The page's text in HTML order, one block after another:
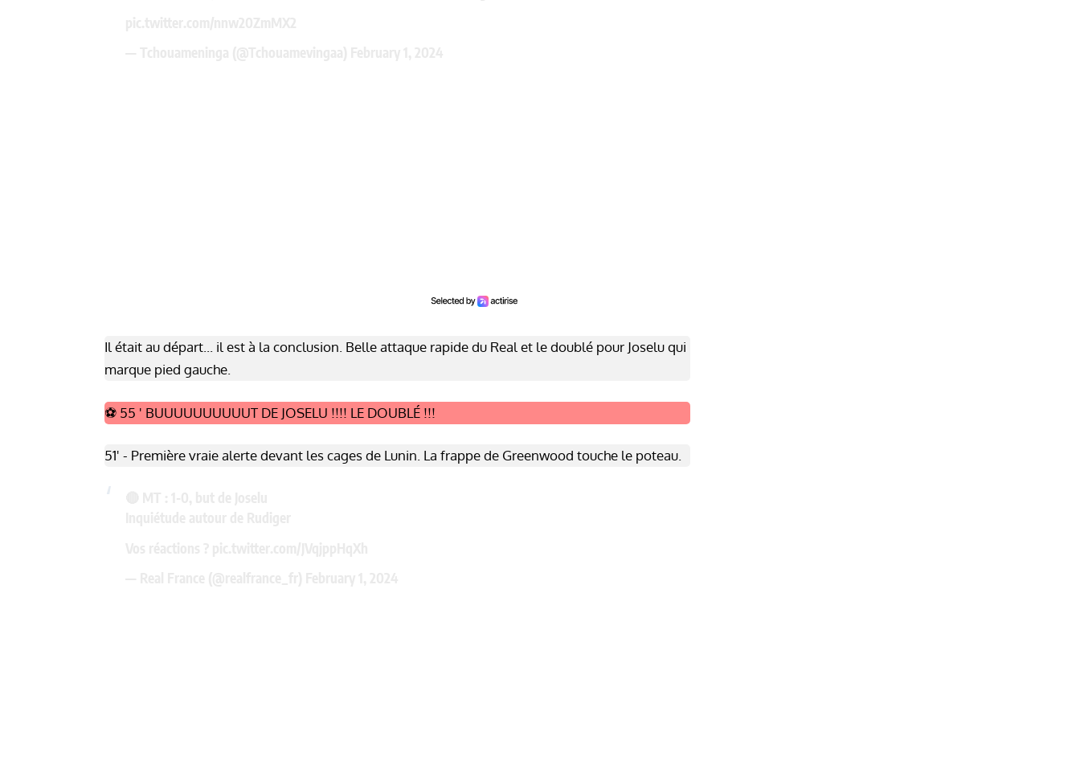
Il était au départ... il est à la conclusion. Belle attaque rapide du Real et le doublé pour Joselu qui
marque pied gauche.
⚽️ 55 ' BUUUUUUUUUUT DE JOSELU !!!! LE DOUBLÉ !!!
51' - Première vraie alerte devant les cages de Lunin. La frappe de Greenwood touche le poteau.